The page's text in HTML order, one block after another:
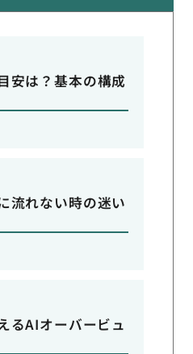
安は？基本の構成
流れない時の迷い
るAIオーバービュ